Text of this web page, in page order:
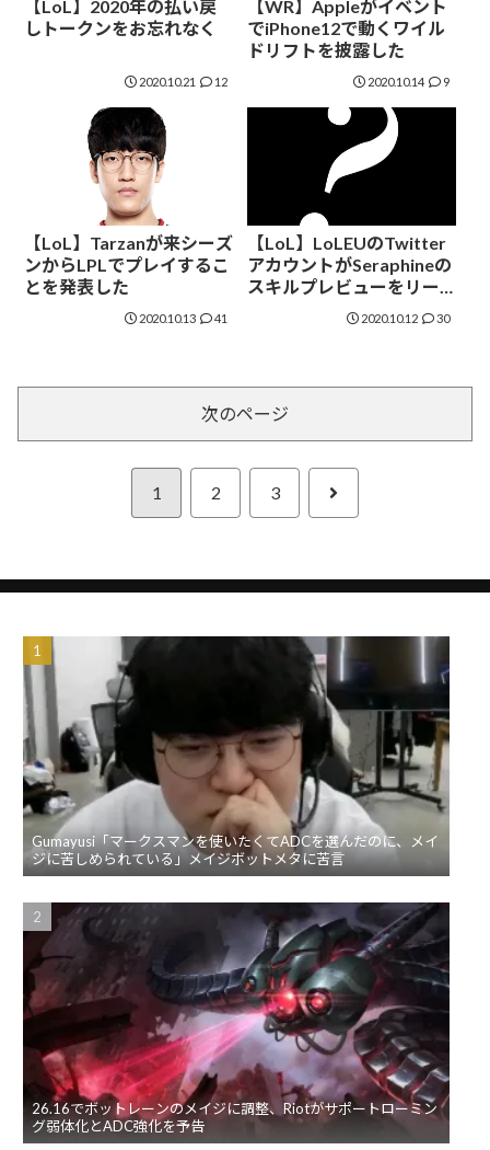
【LoL】2020年の払い戻
しトークンをお忘れなく
2020.10.21 12
【WR】Appleがイベント
でiPhone12で動くワイル
ドリフトを披露した
2020.10.14 9
【LoL】Tarzanが来シーズ
ンからLPLでプレイするこ
とを発表した
2020.10.13 41
【LoL】LoLEUのTwitter
アカウントがSeraphineの
スキルプレビューをリー
2020.10.12 30
次のページ
1 2 3 次
Gumayusi「マークスマンを使いたくてADCを選んだのに、メイ
ジに苦しめられている」メイジボットメタに苦言
26.16でボットレーンのメイジに調整、Riotがサポートローミン
グ弱体化とADC強化を予告